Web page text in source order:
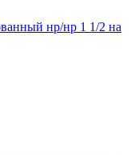
нр/нр 1 1/2 на